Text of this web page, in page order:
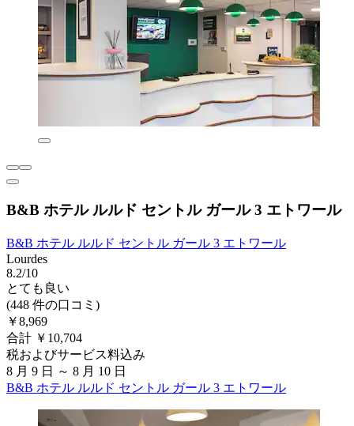
B&B ホテル ルルド セントル ガール 3 エトワール
B&B ホテル ルルド セントル ガール 3 エトワール
Lourdes
8.2/10
とても良い
(448 件の口コミ)
￥8,969
合計 ￥10,704
税およびサービス料込み
8 月 9 日 ～ 8 月 10 日
B&B ホテル ルルド セントル ガール 3 エトワール